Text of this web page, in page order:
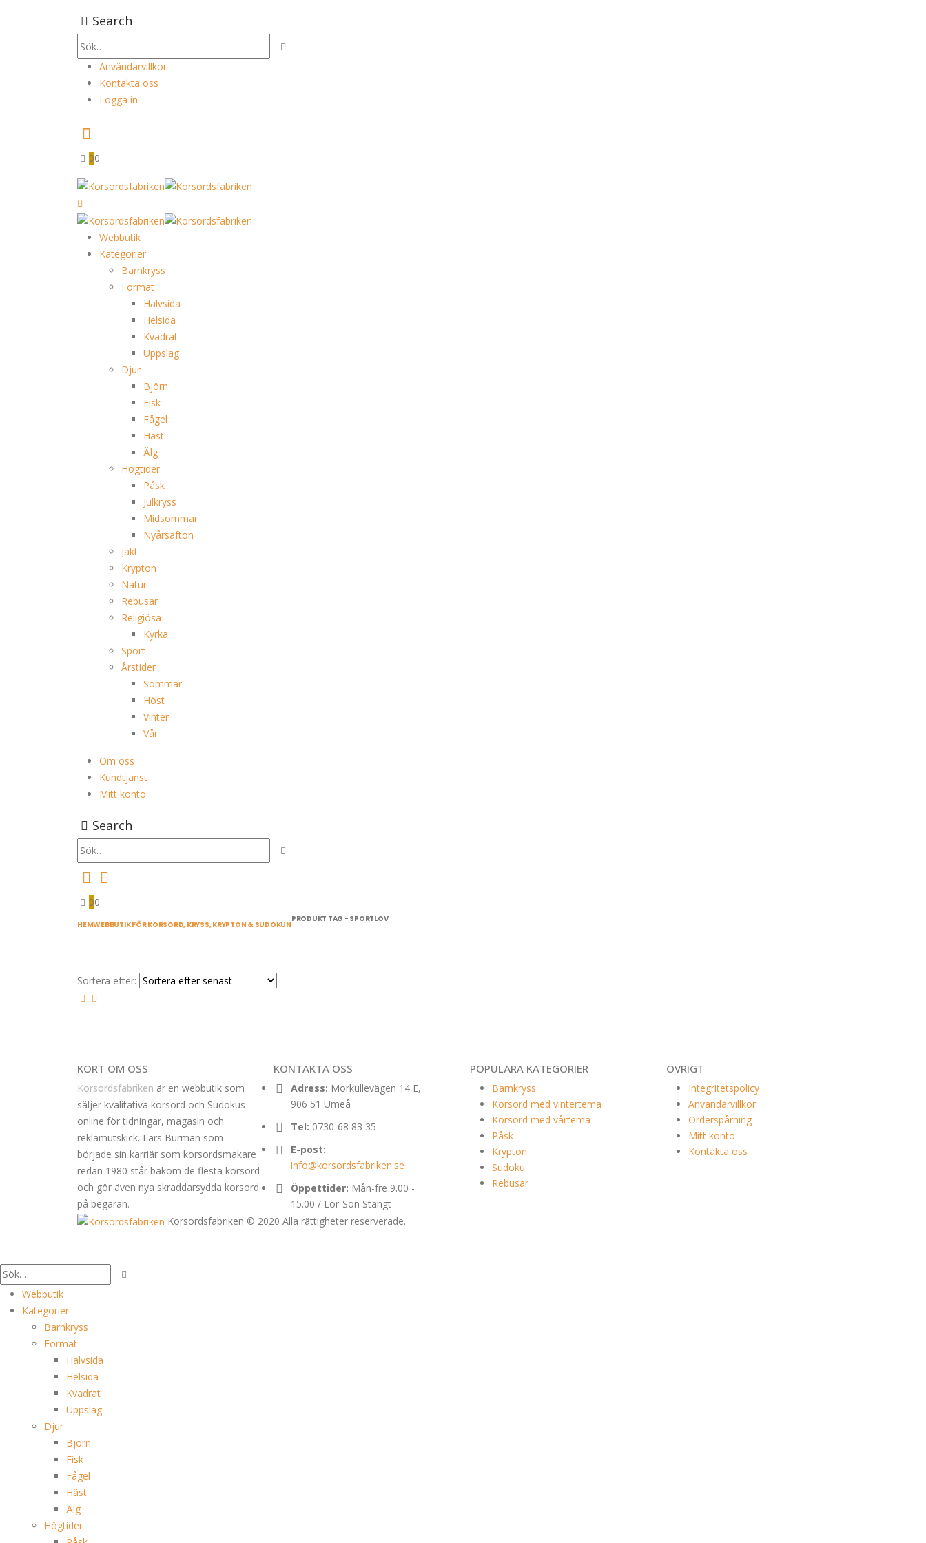
Search
Användarvillkor
Kontakta oss
Logga in
00
Webbutik
Kategorier
Barnkryss
Format
Halvsida
Helsida
Kvadrat
Uppslag
Djur
Björn
Fisk
Fågel
Häst
Älg
Högtider
Påsk
Julkryss
Midsommar
Nyårsafton
Jakt
Krypton
Natur
Rebusar
Religiösa
Kyrka
Sport
Årstider
Sommar
Höst
Vinter
Vår
Om oss
Kundtjänst
Mitt konto
Search
00
HEMWEBBUTIK FÖR KORSORD, KRYSS, KRYPTON & SUDOKUN
PRODUKT TAG - SPORTLOV
Sortera efter:
KORT OM OSS
Korsordsfabriken är en webbutik som
säljer kvalitativa korsord och Sudokus
online för tidningar, magasin och
reklamutskick. Lars Burman som
började sin karriär som korsordsmakare
redan 1980 står bakom de flesta korsord
och gör även nya skräddarsydda korsord
på begäran.
KONTAKTA OSS
Adress: Morkullevägen 14 E,
906 51 Umeå
Tel: 0730-68 83 35
E-post:
info@korsordsfabriken.se
Öppettider: Mån-fre 9.00 -
15.00 / Lör-Sön Stängt
POPULÄRA KATEGORIER
Barnkryss
Korsord med vintertema
Korsord med vårtema
Påsk
Krypton
Sudoku
Rebusar
ÖVRIGT
Integritetspolicy
Användarvillkor
Orderspårning
Mitt konto
Kontakta oss
Korsordsfabriken © 2020 Alla rättigheter reserverade.
Webbutik
Kategorier
Barnkryss
Format
Halvsida
Helsida
Kvadrat
Uppslag
Djur
Björn
Fisk
Fågel
Häst
Älg
Högtider